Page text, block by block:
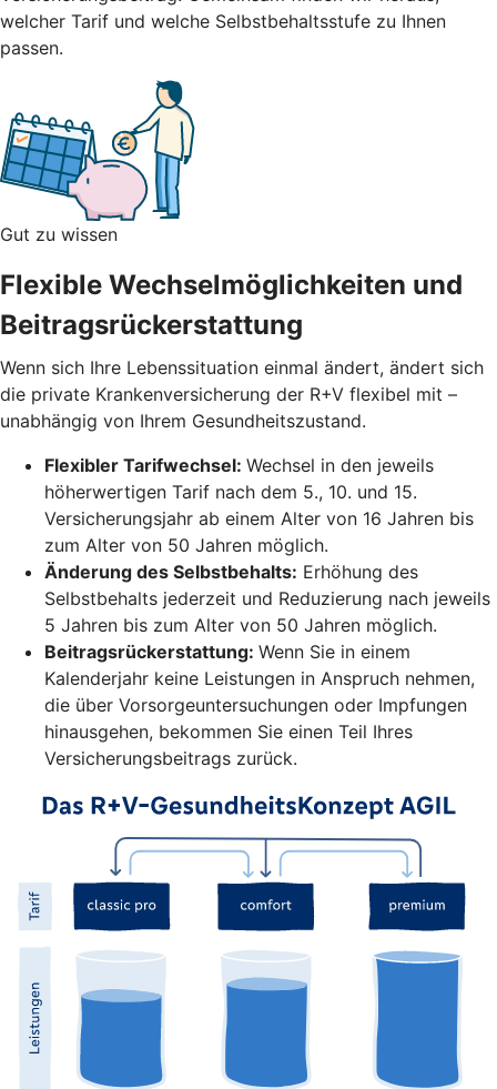
welcher Tarif und welche Selbstbehaltsstufe zu Ihnen
passen.
Gut zu wissen
Flexible Wechselmöglichkeiten und
Beitragsrückerstattung
Wenn sich Ihre Lebenssituation einmal ändert, ändert sich
die private Krankenversicherung der R+V flexibel mit –
unabhängig von Ihrem Gesundheitszustand.
Flexibler Tarifwechsel: Wechsel in den jeweils
höherwertigen Tarif nach dem 5., 10. und 15.
Versicherungsjahr ab einem Alter von 16 Jahren bis
zum Alter von 50 Jahren möglich.
Änderung des Selbstbehalts: Erhöhung des
Selbstbehalts jederzeit und Reduzierung nach jeweils
5 Jahren bis zum Alter von 50 Jahren möglich.
Beitragsrückerstattung: Wenn Sie in einem
Kalenderjahr keine Leistungen in Anspruch nehmen,
die über Vorsorgeuntersuchungen oder Impfungen
hinausgehen, bekommen Sie einen Teil Ihres
Versicherungsbeitrags zurück.